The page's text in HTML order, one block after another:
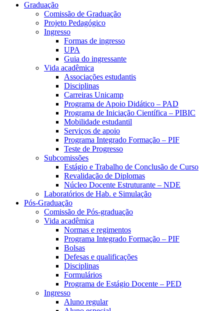
Graduação
Comissão de Graduação
Projeto Pedagógico
Ingresso
Formas de ingresso
UPA
Guia do ingressante
Vida acadêmica
Associações estudantis
Disciplinas
Carreiras Unicamp
Programa de Apoio Didático – PAD
Programa de Iniciação Científica – PIBIC
Mobilidade estudantil
Serviços de apoio
Programa Integrado Formação – PIF
Teste de Progresso
Subcomissões
Estágio e Trabalho de Conclusão de Curso
Revalidação de Diplomas
Núcleo Docente Estruturante – NDE
Laboratórios de Hab. e Simulação
Pós-Graduação
Comissão de Pós-graduação
Vida acadêmica
Normas e regimentos
Programa Integrado Formação – PIF
Bolsas
Defesas e qualificações
Disciplinas
Formulários
Programa de Estágio Docente – PED
Ingresso
Aluno regular